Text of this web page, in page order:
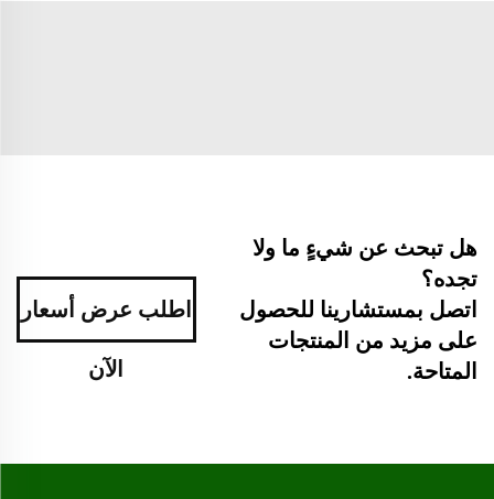
هل تبحث عن شيءٍ ما ولا
تجده؟
اتصل بمستشارينا للحصول
على مزيد من المنتجات
المتاحة.
اطلب عرض أسعار
الآن